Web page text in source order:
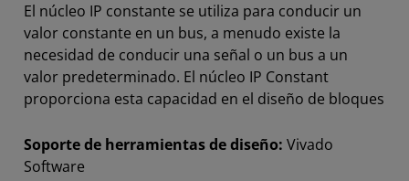
El núcleo IP constante se utiliza para conducir un
valor constante en un bus, a menudo existe la
necesidad de conducir una señal o un bus a un
valor predeterminado. El núcleo IP Constant
proporciona esta capacidad en el diseño de bloques
Soporte de herramientas de diseño: Vivado
Software